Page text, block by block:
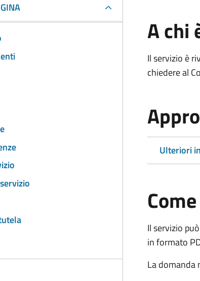
A chi
Il servizio è
chiedere al
Ulteriori
Il servizio
in formato
La domanda